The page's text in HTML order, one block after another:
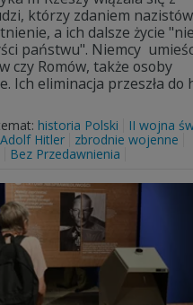
którzy zdaniem
a ich dalsze życie "nie
państwu". Niemcy
czy Romów, także osoby
Ich eliminacja przeszła do
historia Polski
II wojna
Adolf Hitler
zbrodnie wojenne
Bez Przedawnienia